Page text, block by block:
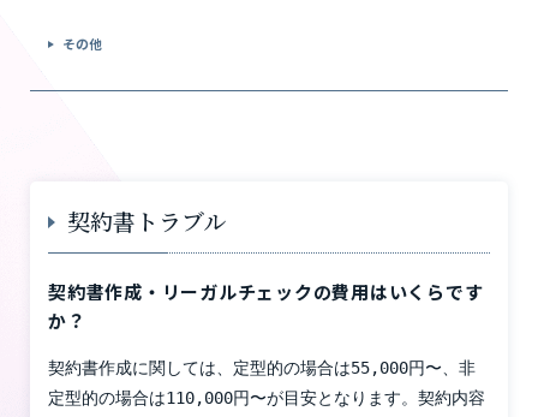
その他
契約書トラブル
契約書作成・リーガルチェックの費用はいくらです
か？
契約書作成に関しては、定型的の場合は55,000円〜、非
定型的の場合は110,000円〜が目安となります。 契約内容